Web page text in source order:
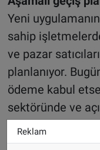
Yeni
sahip
ve pazar
planlanıyor.
ödeme kabul
sektöründe ve
sadece nakit
Reklam